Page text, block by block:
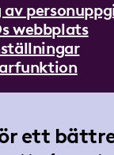
av
webbplats
ett